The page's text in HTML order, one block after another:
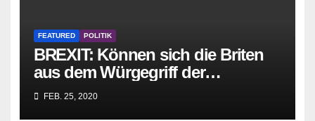
FEATURED POLITIK
BREXIT: Können sich die Briten
aus dem Würgegriff der
parasitären EU-Mafia befreien?
FEB. 25, 2020